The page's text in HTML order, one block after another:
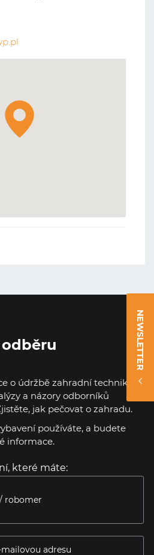
NEWSLETTER
o údržbě zahradní techniky a
a názory odborníků
jak pečovat o zahradu.
používáte, a budete
informace.
které máte: